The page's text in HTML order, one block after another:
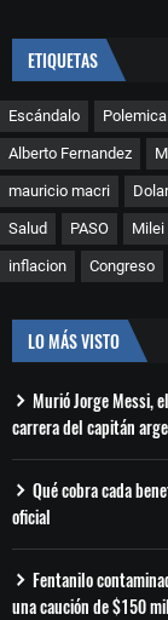
ETIQUETAS
Escándalo Polemica
Alberto Fernandez
mauricio macri Dolar
Salud PASO Milei
inflacion Congreso
LO MÁS VISTO
Murió Jorge Messi,
carrera del capitán
Qué cobra cada
oficial
Fentanilo
una caución de $150